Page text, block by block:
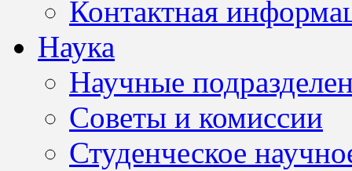
Контактная
Наука
Научные
Советы и комиссии
Студенческое